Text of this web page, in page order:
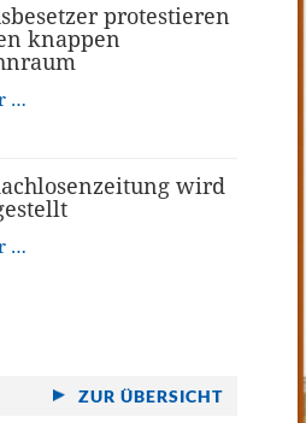
protestieren
knappen
…
wird
…
ZUR ÜBERSICHT